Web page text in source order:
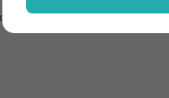
újítások.